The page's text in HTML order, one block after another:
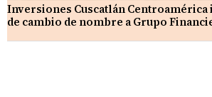
Inversiones Cuscatlán
de cambio de nombre a Grupo